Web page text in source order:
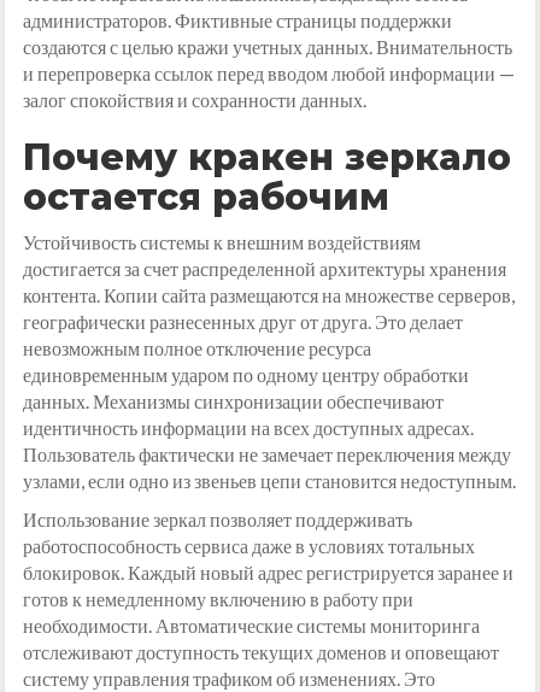
администраторов. Фиктивные страницы поддержки
создаются с целью кражи учетных данных. Внимательность
и перепроверка ссылок перед вводом любой информации —
залог спокойствия и сохранности данных.
Почему кракен зеркало
остается рабочим
Устойчивость системы к внешним воздействиям
достигается за счет распределенной архитектуры хранения
контента. Копии сайта размещаются на множестве серверов,
географически разнесенных друг от друга. Это делает
невозможным полное отключение ресурса
единовременным ударом по одному центру обработки
данных. Механизмы синхронизации обеспечивают
идентичность информации на всех доступных адресах.
Пользователь фактически не замечает переключения между
узлами, если одно из звеньев цепи становится недоступным.
Использование зеркал позволяет поддерживать
работоспособность сервиса даже в условиях тотальных
блокировок. Каждый новый адрес регистрируется заранее и
готов к немедленному включению в работу при
необходимости. Автоматические системы мониторинга
отслеживают доступность текущих доменов и оповещают
систему управления трафиком об изменениях. Это